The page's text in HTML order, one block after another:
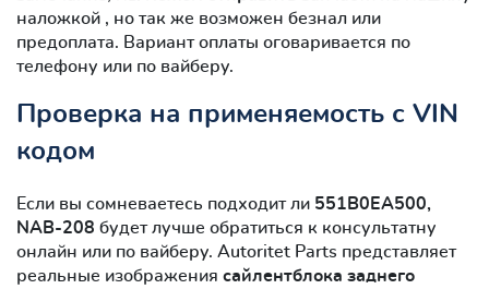
наложкой , но так же возможен безнал или
предоплата. Вариант оплаты оговаривается по
телефону или по вайберу.
Проверка на применяемость с VIN
кодом
Если вы сомневаетесь подходит ли 551B0EA500,
NAB-208 будет лучше обратиться к консультатну
онлайн или по вайберу. Autoritet Parts представляет
реальные изображения сайлентблокa заднего